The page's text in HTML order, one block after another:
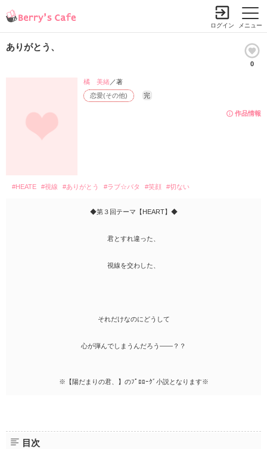
メニュー
ログイン
ありがとう、
0
作品情報
恋愛(その他) 完
橘 美緒／著
#HEATE #視線 #ありがとう #ラブ☆バタ #笑顔 #切ない
◆第３回テーマ【HEART】◆
君とすれ違った、
視線を交わした、
それだけなのにどうして
心が弾んでしまうんだろう――？？
※【陽だまりの君、】のﾌﾟﾛﾛｰｸﾞ小説となります※
目次